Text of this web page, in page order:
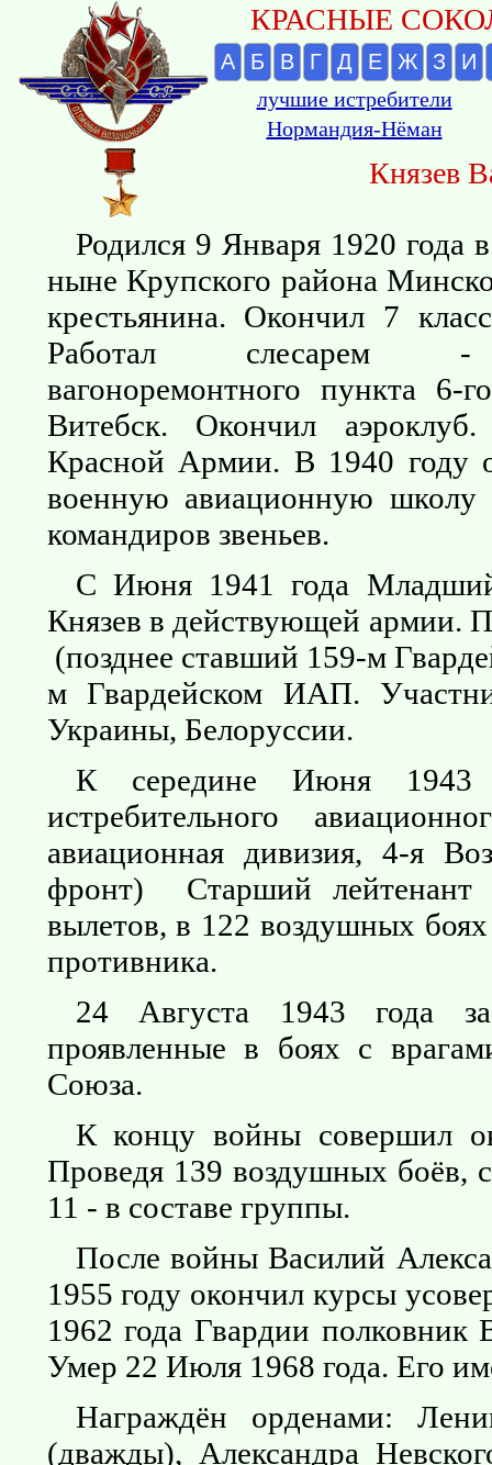
КРАСНЫЕ
А Б В Г Д Е Ж З И
лучшие истребители
Нормандия-Нёман
Князев
Родился 9 Января 1920 года
ныне Крупского района
крестьянина. Окончил 7
Работал слесарем -
вагоноремонтного пункта 6-
Витебск. Окончил
Красной Армии. В 1940 году
военную авиационную школу
командиров звеньев.
С Июня 1941 года
Князев в действующей армии.
(позднее ставший 159-м
м Гвардейском ИАП.
Украины, Белоруссии.
К середине Июня 1943
истребительного
авиационная дивизия, 4-я
фронт) Старший
вылетов, в 122 воздушных
противника.
24 Августа 1943 года
проявленные в боях с
Союза.
К концу войны совершил
Проведя 139 воздушных боёв,
11 - в составе группы.
После войны Василий
1955 году окончил курсы
1962 года Гвардии
Умер 22 Июля 1968 года. Его
Награждён орденами:
(дважды), Александра